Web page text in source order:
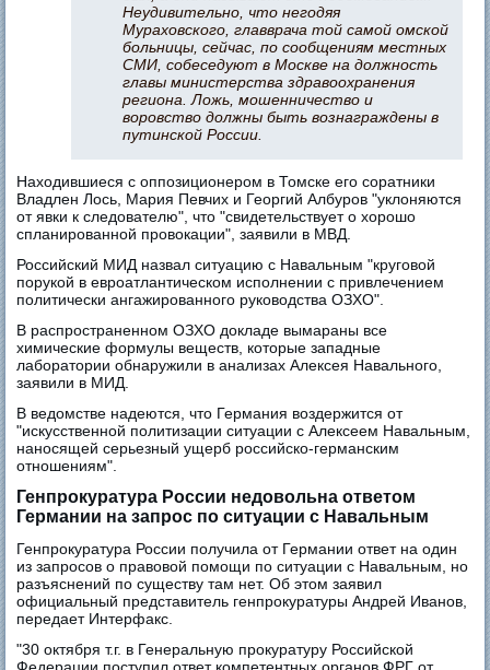
Неудивительно, что негодяя
Мураховского, главврача той самой омской
больницы, сейчас, по сообщениям местных
СМИ, собеседуют в Москве на должность
главы министерства здравоохранения
региона. Ложь, мошенничество и
воровство должны быть вознаграждены в
путинской России.
Находившиеся с оппозиционером в Томске его соратники
Владлен Лось, Мария Певчих и Георгий Албуров "уклоняются
от явки к следователю", что "свидетельствует о хорошо
спланированной провокации", заявили в МВД.
Российский МИД назвал ситуацию с Навальным "круговой
порукой в евроатлантическом исполнении с привлечением
политически ангажированного руководства ОЗХО".
В распространенном ОЗХО докладе вымараны все
химические формулы веществ, которые западные
лаборатории обнаружили в анализах Алексея Навального,
заявили в МИД.
В ведомстве надеются, что Германия воздержится от
"искусственной политизации ситуации с Алексеем Навальным,
наносящей серьезный ущерб российско-германским
отношениям".
Генпрокуратура России недовольна ответом
Германии на запрос по ситуации с Навальным
Генпрокуратура России получила от Германии ответ на один
из запросов о правовой помощи по ситуации с Навальным, но
разъяснений по существу там нет. Об этом заявил
официальный представитель генпрокуратуры Андрей Иванов,
передает Интерфакс.
"30 октября т.г. в Генеральную прокуратуру Российской